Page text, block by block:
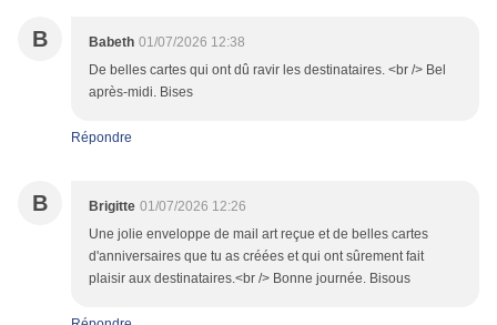
B Babeth 01/07/2026 12:38
De belles cartes qui ont dû ravir les destinataires. <br /> Bel
après-midi. Bises
Répondre
B Brigitte 01/07/2026 12:26
Une jolie enveloppe de mail art reçue et de belles cartes
d'anniversaires que tu as créées et qui ont sûrement fait
plaisir aux destinataires.<br /> Bonne journée. Bisous